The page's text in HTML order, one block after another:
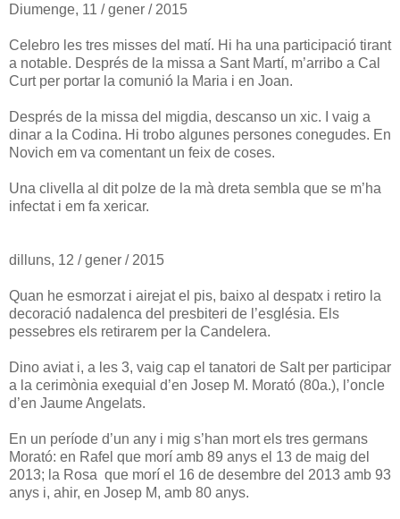
Diumenge, 11 / gener / 2015
Celebro les tres misses del matí. Hi ha una participació tirant
a notable. Després de la missa a Sant Martí, m’arribo a Cal
Curt per portar la comunió la Maria i en Joan.
Després de la missa del migdia, descanso un xic. I vaig a
dinar a la Codina. Hi trobo algunes persones conegudes. En
Novich em va comentant un feix de coses.
Una clivella al dit polze de la mà dreta sembla que se m’ha
infectat i em fa xericar.
dilluns, 12 / gener / 2015
Quan he esmorzat i airejat el pis, baixo al despatx i retiro la
decoració nadalenca del presbiteri de l’església. Els
pessebres els retirarem per la Candelera.
Dino aviat i, a les 3, vaig cap el tanatori de Salt per participar
a la cerimònia exequial d’en Josep M. Morató (80a.), l’oncle
d’en Jaume Angelats.
En un període d’un any i mig s’han mort els tres germans
Morató: en Rafel que morí amb 89 anys el 13 de maig del
2013; la Rosa que morí el 16 de desembre del 2013 amb 93
anys i, ahir, en Josep M, amb 80 anys.